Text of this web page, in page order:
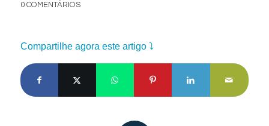
0 COMENTÁRIOS
Compartilhe agora este artigo ⤵